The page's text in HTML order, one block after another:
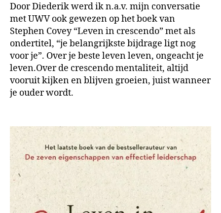
Door Diederik werd ik n.a.v. mijn conversatie
met UWV ook gewezen op het boek van
Stephen Covey “Leven in crescendo” met als
ondertitel, “je belangrijkste bijdrage ligt nog
voor je”. Over je beste leven leven, ongeacht je
leven.Over de crescendo mentaliteit, altijd
vooruit kijken en blijven groeien, juist wanneer
je ouder wordt.